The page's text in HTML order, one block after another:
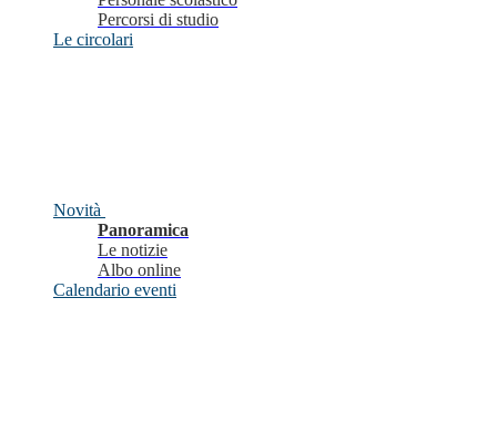
Percorsi di studio
Le circolari
Novità
Panoramica
Le notizie
Albo online
Calendario eventi